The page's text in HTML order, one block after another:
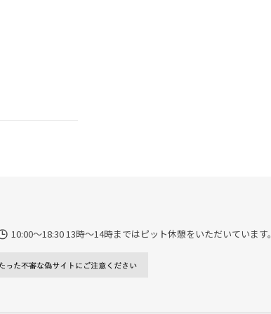
10:00～18:30 13時〜14時まではピット休憩をいただいています。